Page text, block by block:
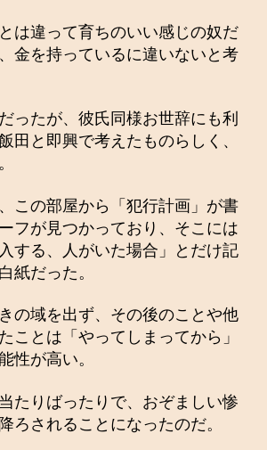
は違って育ちのいい感じの奴だ
金を持っているに違いないと考
ったが、彼氏同様お世辞にも利
田と即興で考えたものらしく、
この部屋から「犯行計画」が書
フが見つかっており、そこには
する、人がいた場合」とだけ記
紙だった。
の域を出ず、その後のことや他
ことは「やってしまってから」
性が高い。
たりばったりで、おぞましい惨
ろされることになったのだ。